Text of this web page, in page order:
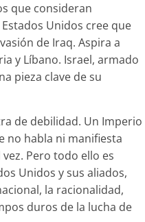
que consideran
Unidos cree que
de Iraq. Aspira a
y Líbano. Israel, armado
pieza clave de su
de debilidad. Un Imperio
no habla ni manifiesta
Pero todo ello es
Unidos y sus aliados,
la racionalidad,
duros de la lucha de